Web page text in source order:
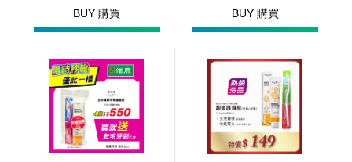
BUY 購買 BUY 購買